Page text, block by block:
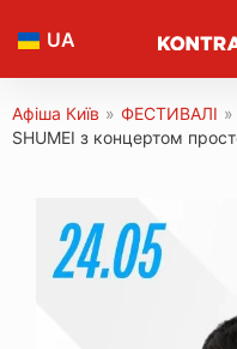
UA
Афіша Київ » ФЕСТИВАЛІ »
SHUMEI з концертом